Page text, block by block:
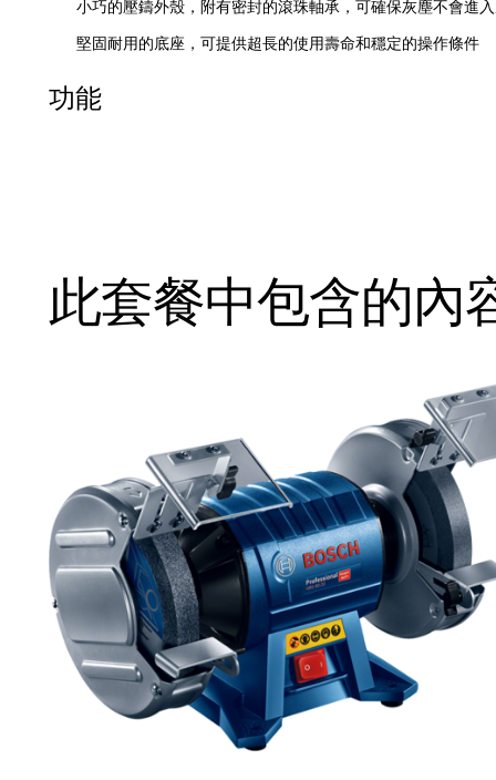
小巧的壓鑄外殼，附有密封的滾珠軸承，可確保灰塵不會進
堅固耐用的底座，可提供超長的使用壽命和穩定的操作條件
功能
此套餐中包含的內